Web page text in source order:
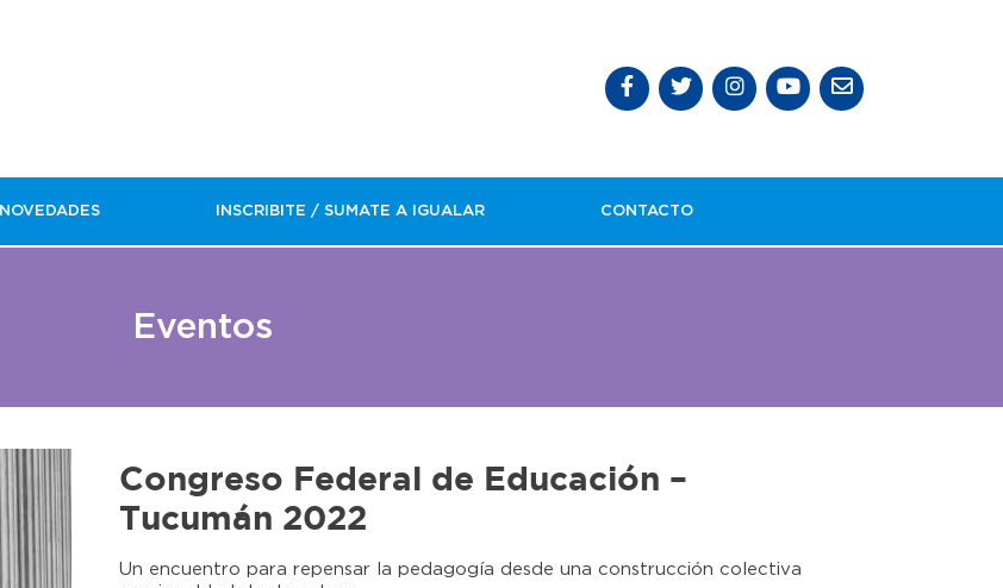
NOVEDADES INSCRIBITE / SUMATE A IGUALAR CONTACTO
Eventos
Congreso Federal de Educación –
Tucumán 2022
Un encuentro para repensar la pedagogía desde una construcción colectiva